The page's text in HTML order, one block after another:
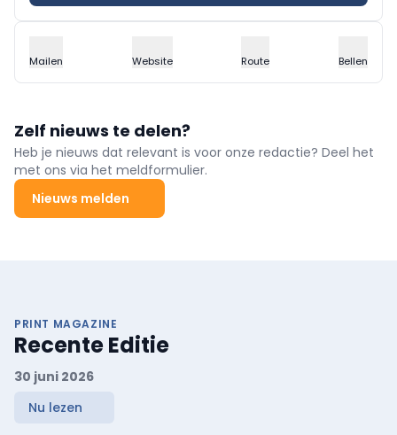
Mailen Website Route Bellen
Zelf nieuws te delen?
Heb je nieuws dat relevant is voor onze redactie? Deel het
met ons via het meldformulier.
Nieuws melden
PRINT MAGAZINE
Recente Editie
30 juni 2026
Nu lezen